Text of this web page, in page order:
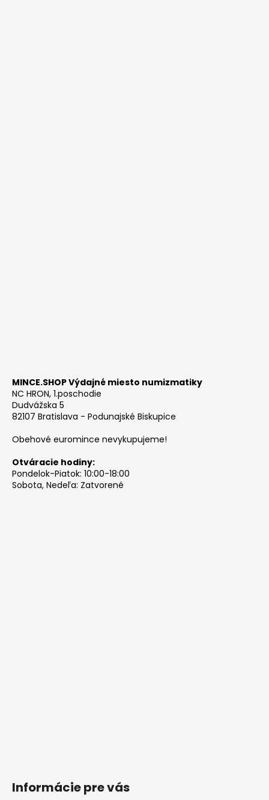
MINCE.SHOP Výdajné miesto numizmatiky
NC HRON, 1.poschodie
Dudvážska 5
82107 Bratislava - Podunajské Biskupice
Obehové euromince nevykupujeme!
Otváracie hodiny:
Pondelok-Piatok: 10:00-18:00
Sobota, Nedeľa: Zatvorené
Informácie pre vás